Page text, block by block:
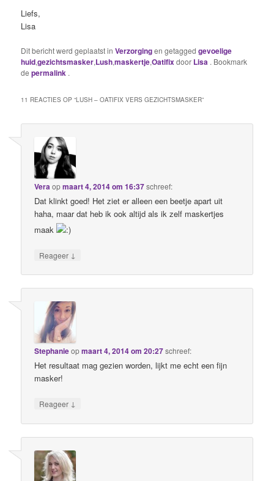
Liefs,
Lisa
Dit bericht werd geplaatst inVerzorgingen getaggedgevoelige
huid,gezichtsmasker,Lush,maskertje,Oatifixdoor Lisa . Bookmark
depermalink .
11 REACTIES OP “LUSH – OATIFIX VERS GEZICHTSMASKER”
Veraopmaart 4, 2014 om 16:37schreef:
Dat klinkt goed! Het ziet er alleen een beetje apart uit
haha, maar dat heb ik ook altijd als ik zelf maskertjes
maak
Reageer ↓
Stephanieopmaart 4, 2014 om 20:27schreef:
Het resultaat mag gezien worden, lijkt me echt een fijn
masker!
Reageer ↓